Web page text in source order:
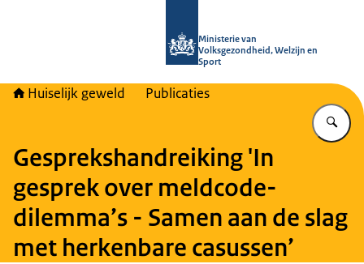
Ministerie van
Volksgezondheid, Welzijn en
Sport
Huiselijk geweld Publicaties
Gesprekshandreiking 'In
gesprek over meldcode-
dilemma’s - Samen aan de slag
met herkenbare casussen’